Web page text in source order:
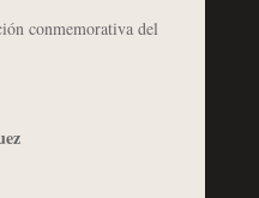
conmemorativa del